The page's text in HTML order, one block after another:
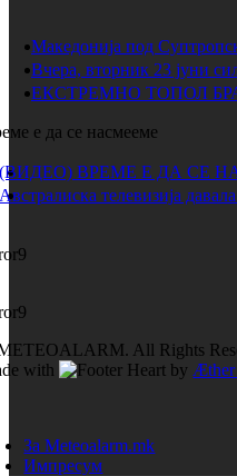
Македонија под
Вчера, вторник 23 јуни
ЕКСТРЕМНО ТОПОЛ
е да се насмееме
ВРЕМЕ Е ДА СЕ
телевизија
All Rights
with
by Æther
За Meteoalarm.mk
Импресум